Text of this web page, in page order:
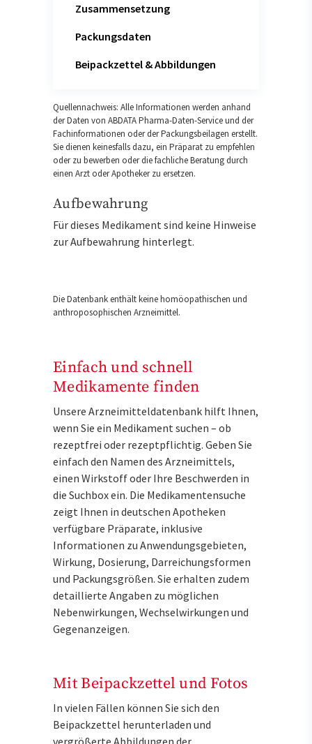
Zusammensetzung
Packungsdaten
Beipackzettel & Abbildungen
Quellennachweis: Alle Informationen werden anhand
der Daten von ABDATA Pharma-Daten-Service und der
Fachinformationen oder der Packungsbeilagen erstellt.
Sie dienen keinesfalls dazu, ein Präparat zu empfehlen
oder zu bewerben oder die fachliche Beratung durch
einen Arzt oder Apotheker zu ersetzen.
Aufbewahrung
Für dieses Medikament sind keine Hinweise
zur Aufbewahrung hinterlegt.
Die Datenbank enthält keine homöopathischen und
anthroposophischen Arzneimittel.
Einfach und schnell
Medikamente finden
Unsere Arzneimitteldatenbank hilft Ihnen,
wenn Sie ein Medikament suchen – ob
rezeptfrei oder rezeptpflichtig. Geben Sie
einfach den Namen des Arzneimittels,
einen Wirkstoff oder Ihre Beschwerden in
die Suchbox ein. Die Medikamentensuche
zeigt Ihnen in deutschen Apotheken
verfügbare Präparate, inklusive
Informationen zu Anwendungsgebieten,
Wirkung, Dosierung, Darreichungsformen
und Packungsgrößen. Sie erhalten zudem
detaillierte Angaben zu möglichen
Nebenwirkungen, Wechselwirkungen und
Gegenanzeigen.
Mit Beipackzettel und Fotos
In vielen Fällen können Sie sich den
Beipackzettel herunterladen und
vergrößerte Abbildungen der